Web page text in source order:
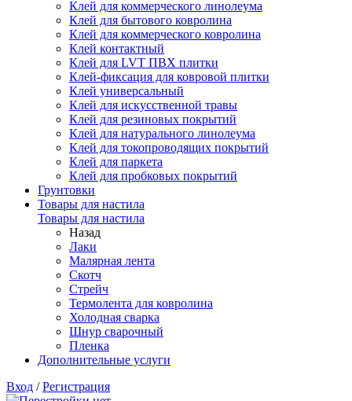
Клей для коммерческого линолеума
Клей для бытового ковролина
Клей для коммерческого ковролина
Клей контактный
Клей для LVT ПВХ плитки
Клей-фиксация для ковровой плитки
Клей универсальный
Клей для искусственной травы
Клей для резиновых покрытий
Клей для натурального линолеума
Клей для токопроводящих покрытий
Клей для паркета
Клей для пробковых покрытий
Грунтовки
Товары для настила
Товары для настила
Назад
Лаки
Малярная лента
Скотч
Стрейч
Термолента для ковролина
Холодная сварка
Шнур сварочный
Пленка
Дополнительные услуги
Вход /Регистрация